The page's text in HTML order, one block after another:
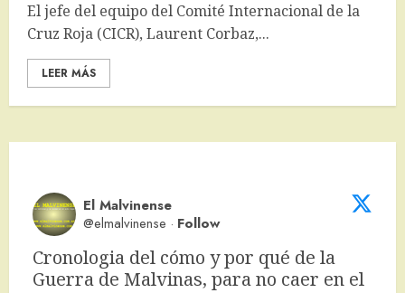
El jefe del equipo del Comité Internacional de la
Cruz Roja (CICR), Laurent Corbaz,...
LEER MÁS
El Malvinense
@elmalvinense · Follow
Cronologia del cómo y por qué de la
Guerra de Malvinas, para no caer en el